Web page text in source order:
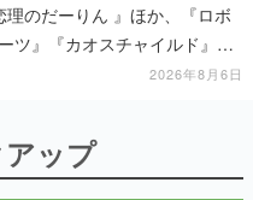
理のだーりん 』ほか、『ロボ
ツ』『カオスチャイルド』な
チャーシリーズもセール対象
2026年8月6日
ップ